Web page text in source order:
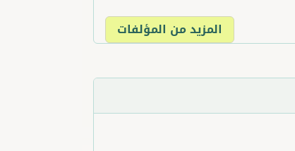
المزيد من المؤلفات